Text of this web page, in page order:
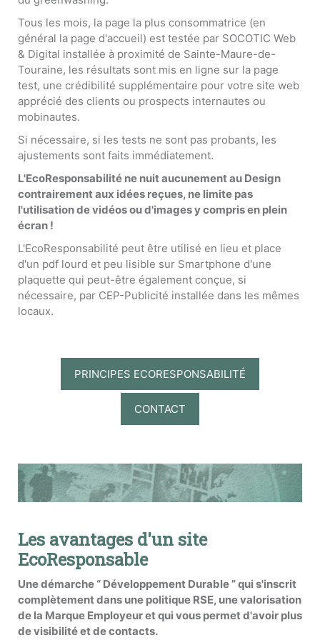
Tous les mois, la page la plus consommatrice (en
général la page d'accueil) est testée par SOCOTIC Web
& Digital installée à proximité de Sainte-Maure-de-
Touraine, les résultats sont mis en ligne sur la page
test, une crédibilité supplémentaire pour votre site web
apprécié des clients ou prospects internautes ou
mobinautes.
Si nécessaire, si les tests ne sont pas probants, les
ajustements sont faits immédiatement.
L'EcoResponsabilité ne nuit aucunement au Design
contrairement aux idées reçues, ne limite pas
l'utilisation de vidéos ou d'images y compris en plein
écran !
L'EcoResponsabilité peut être utilisé en lieu et place
d'un pdf lourd et peu lisible sur Smartphone d'une
plaquette qui peut-être également conçue, si
nécessaire, par CEP-Publicité installée dans les mêmes
locaux.
PRINCIPES ECORESPONSABILITÉ
CONTACT
Les avantages d'un site
EcoResponsable
Une démarche “ Développement Durable ” qui s'inscrit
complètement dans une politique RSE, une valorisation
de la Marque Employeur et qui vous permet d'avoir plus
de visibilité et de contacts.